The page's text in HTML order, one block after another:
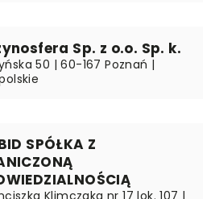
Sp. z o.o. Sp. k.
50 | 60-167 Poznań |
SPÓŁKA Z
Klimczaka nr 17 lok. 107 |